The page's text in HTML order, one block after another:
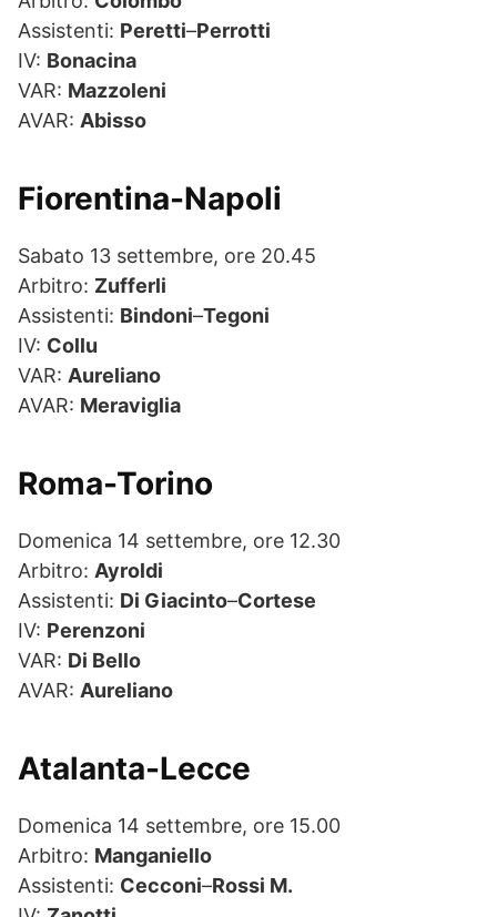
Assistenti: Peretti–Perrotti
IV: Bonacina
VAR: Mazzoleni
AVAR: Abisso
Fiorentina-Napoli
Sabato 13 settembre, ore 20.45
Arbitro: Zufferli
Assistenti: Bindoni–Tegoni
IV: Collu
VAR: Aureliano
AVAR: Meraviglia
Roma-Torino
Domenica 14 settembre, ore 12.30
Arbitro: Ayroldi
Assistenti: Di Giacinto–Cortese
IV: Perenzoni
VAR: Di Bello
AVAR: Aureliano
Atalanta-Lecce
Domenica 14 settembre, ore 15.00
Arbitro: Manganiello
Assistenti: Cecconi–Rossi M.